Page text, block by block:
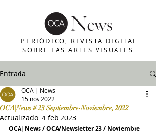
PERIÓDICO, REVISTA DIGITAL
SOBRE LAS ARTES VISUALES
Entrada
OCA|News # 23 Septiembre-Noviembre, 2022
OCA | News
15 nov 2022
Actualizado: 4 feb 2023
OCA|News / OCA/Newsletter 23 / Noviembre